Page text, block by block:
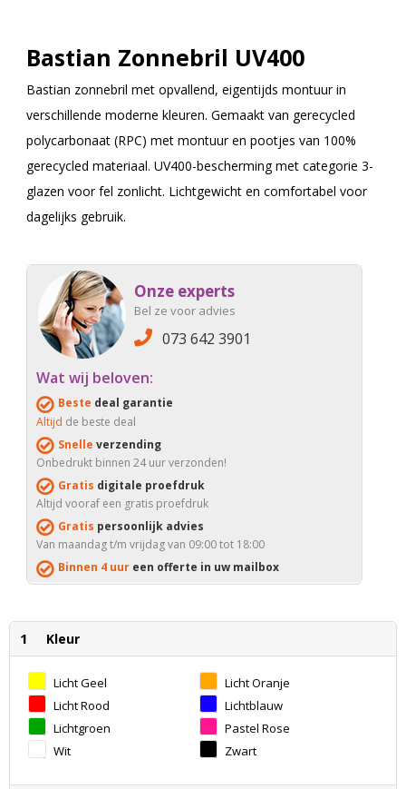
Bastian Zonnebril UV400
Bastian zonnebril met opvallend, eigentijds montuur in
verschillende moderne kleuren. Gemaakt van gerecycled
polycarbonaat (RPC) met montuur en pootjes van 100%
gerecycled materiaal. UV400-bescherming met categorie 3-
glazen voor fel zonlicht. Lichtgewicht en comfortabel voor
dagelijks gebruik.
Onze experts
Bel ze voor advies
073 642 3901
Wat wij beloven:
Beste deal garantie
Altijd de beste deal
Snelle verzending
Onbedrukt binnen 24 uur verzonden!
Gratis digitale proefdruk
Altijd vooraf een gratis proefdruk
Gratis persoonlijk advies
Van maandag t/m vrijdag van 09:00 tot 18:00
Binnen 4 uur een offerte in uw mailbox
1 Kleur
Licht Geel
Licht Oranje
Licht Rood
Lichtblauw
Lichtgroen
Pastel Rose
Wit
Zwart